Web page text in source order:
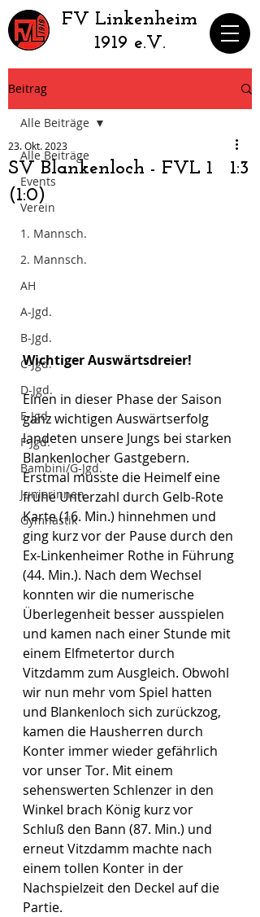
​FV Linkenheim
1919 e.V.
Beitrag
Alle Beiträge
Events
Verein
1. Mannsch.
2. Mannsch.
AH
A-Jgd.
B-Jgd.
C-Jgd.
D-Jgd.
E-Jgd.
F-Jgd.
Bambini/G-Jgd.
Juniorinnen
Gymnastik
Alle Beiträge
SV Blankenloch - FVL 1 1:3
(1:0)
23. Okt. 2023
Wichtiger Auswärtsdreier!
Einen in dieser Phase der Saison
ganz wichtigen Auswärtserfolg
landeten unsere Jungs bei starken
Blankenlocher Gastgebern.
Erstmal musste die Heimelf eine
frühe Unterzahl durch Gelb-Rote
Karte (16. Min.) hinnehmen und
ging kurz vor der Pause durch den
Ex-Linkenheimer Rothe in Führung
(44. Min.). Nach dem Wechsel
konnten wir die numerische
Überlegenheit besser ausspielen
und kamen nach einer Stunde mit
einem Elfmetertor durch
Vitzdamm zum Ausgleich. Obwohl
wir nun mehr vom Spiel hatten
und Blankenloch sich zurückzog,
kamen die Hausherren durch
Konter immer wieder gefährlich
vor unser Tor. Mit einem
sehenswerten Schlenzer in den
Winkel brach König kurz vor
Schluß den Bann (87. Min.) und
erneut Vitzdamm machte nach
einem tollen Konter in der
Nachspielzeit den Deckel auf die
Partie.